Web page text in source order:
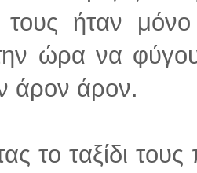
ήταν
ώρα να
άρον άρον.
το ταξίδι